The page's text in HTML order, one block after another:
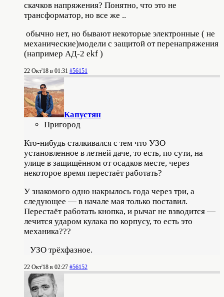
скачков напряжения? Понятно, что это не
трансформатор, но все же ..
обычно нет, но бывают некоторые электронные ( не
механические)модели с защитой от перенапряжения
(например АД-2 ekf )
22 Окт'18 в 01:31 #56151
Капустян
Пригород
Кто-нибудь сталкивался с тем что УЗО
установленное в летней даче, то есть, по сути, на
улице в защищённом от осадков месте, через
некоторое время перестаёт работать?
У знакомого одно накрылось года через три, а
следующее — в начале мая только поставил.
Перестаёт работать кнопка, и рычаг не взводится —
лечится ударом кулака по корпусу, то есть это
механика???
УЗО трёхфазное.
22 Окт'18 в 02:27 #56152